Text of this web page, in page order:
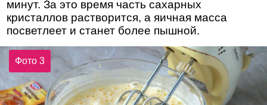
минут. За это время часть сахарных
кристаллов растворится, а яичная масса
посветлеет и станет более пышной.
Фото 3